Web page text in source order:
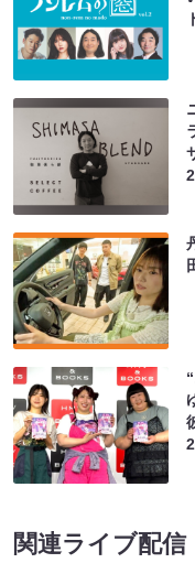
関連ライブ配信